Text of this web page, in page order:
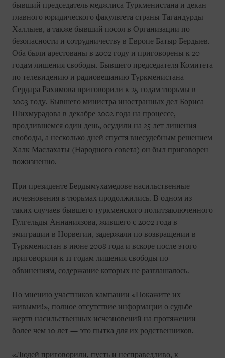
бывший председатель меджлиса Туркменистана и декан
главного юридического факультета страны Тагандурды
Халлыев, а также бывший посол в Организации по
безопасности и сотрудничеству в Европе Батыр Бердыев.
Оба были арестованы в 2002 году и приговорены к 20
годам лишения свободы. Бывшего председателя Комитета
по телевидению и радиовещанию Туркменистана
Сердара Рахимова приговорили к 25 годам тюрьмы в
2003 году. Бывшего министра иностранных дел Бориса
Шихмурадова в декабре 2002 года на процессе,
продлившемся один день, осудили на 25 лет лишения
свободы, а несколько дней спустя внесудебным решением
Халк Маслахаты (Народного совета) он был приговорен
пожизненно.
При президенте Бердымухамедове насильственные
исчезновения в тюрьмах продолжились. В одном из
таких случаев бывшего туркменского политзаключенного
Гулгельды Аннаниязова, жившего с 2002 года в
эмиграции в Норвегии, задержали по возвращении в
Туркменистан в июне 2008 года и вскоре после этого
приговорили к 11 годам лишения свободы по
обвинениям, содержание которых не разглашалось.
По мнению участников кампании «Покажите их
живыми!», полное отсутствие информации о судьбе
жертв насильственных исчезновений на протяжении
более чем 10 лет — это пытка для их родственников.
«Людей приговорили, пусть и несправедливо, к